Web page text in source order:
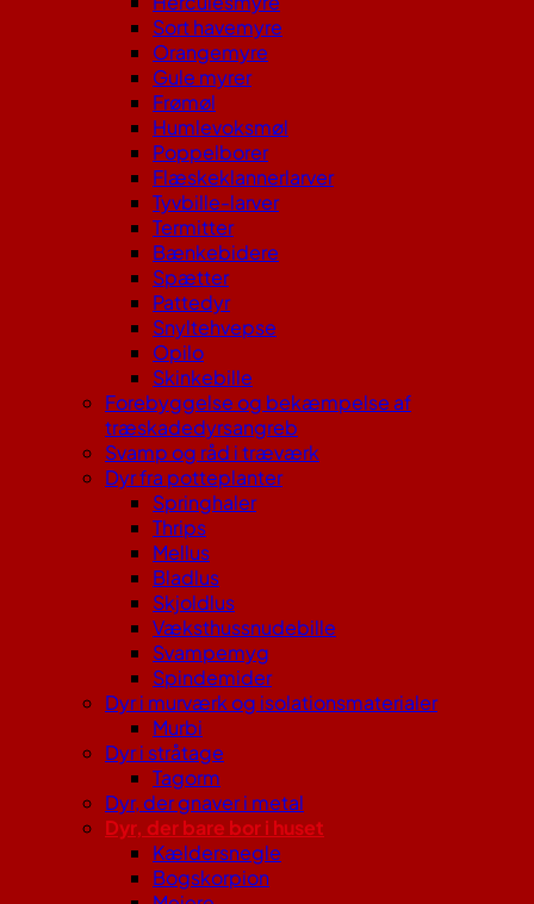
Sort havemyre
Orangemyre
Gule myrer
Frømøl
Humlevoksmøl
Poppelborer
Flæskeklannerlarver
Tyvbille-larver
Termitter
Bænkebidere
Spætter
Pattedyr
Snyltehvepse
Opilo
Skinkebille
Forebyggelse og bekæmpelse af
træskadedyrsangreb
Svamp og råd i træværk
Dyr fra potteplanter
Springhaler
Thrips
Mellus
Bladlus
Skjoldlus
Væksthussnudebille
Svampemyg
Spindemider
Dyr i murværk og isolationsmaterialer
Murbi
Dyr i stråtage
Tagorm
Dyr, der gnaver i metal
Dyr, der bare bor i huset
Kældersnegle
Bogskorpion